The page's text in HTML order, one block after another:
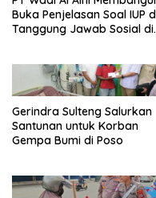
Buka Penjelasan Soal IUP
Tanggung Jawab Sosial di
Gerindra Sulteng Salurkan
Santunan untuk Korban
Gempa Bumi di Poso